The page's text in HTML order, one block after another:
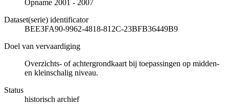
Opname 2001 - 2007
Dataset(serie) identificator
BEE3FA90-9962-4818-812C-23BFB36449B9
Doel van vervaardiging
Overzichts- of achtergrondkaart bij toepassingen op midden-
en kleinschalig niveau.
Status
historisch archief